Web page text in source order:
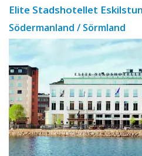
Elite Stadshotellet
Södermanland / Sörmland